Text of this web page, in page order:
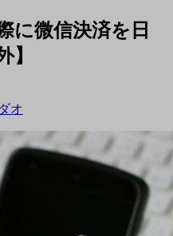
に微信決済を日
】
オ